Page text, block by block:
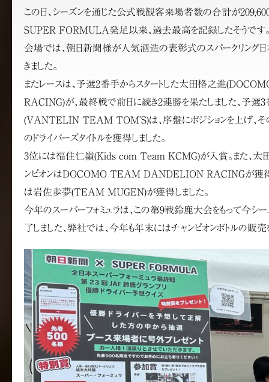
この日、シーズンを通じた公式戦観客来場者数の合計が209,600
SUPER FORMULA発足以来、過去最高を記録したそうです
会場では、朝日新聞様が人気酒造の表彰式のスパークリング
きました。
またレースは、予選2番手からスタートした太田格之進
RACING)が、最終戦で前日に続き2連勝を果たしました、予選
(VANTELIN TEAM TOM’S)は、序盤にポジションを上げ、そ
のドライバーズタイトルを獲得しました。
3位には福住仁嶺(Kids com Team KCMG)が入賞。また、太田
ンピオンはDOCOMO TEAM DANDELION RACINGが獲得。
は岩佐歩夢(TEAM MUGEN)が獲得しました。
今年のスーパーフォミュラは、この第9戦鈴鹿大会をもって今シ
了しました、弊社では、今年も年末にはチャンピオンボトルの販売